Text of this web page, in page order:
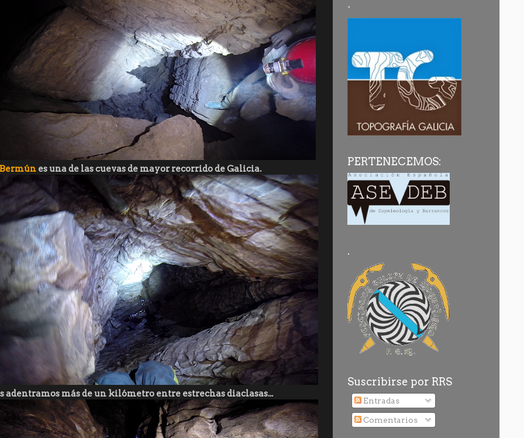
es una de las cuevas de mayor recorrido de Galicia.
adentramos más de un kilómetro entre estrechas diaclasas...
·
PERTENECEMOS:
.
Suscribirse por RRS
Entradas
Comentarios